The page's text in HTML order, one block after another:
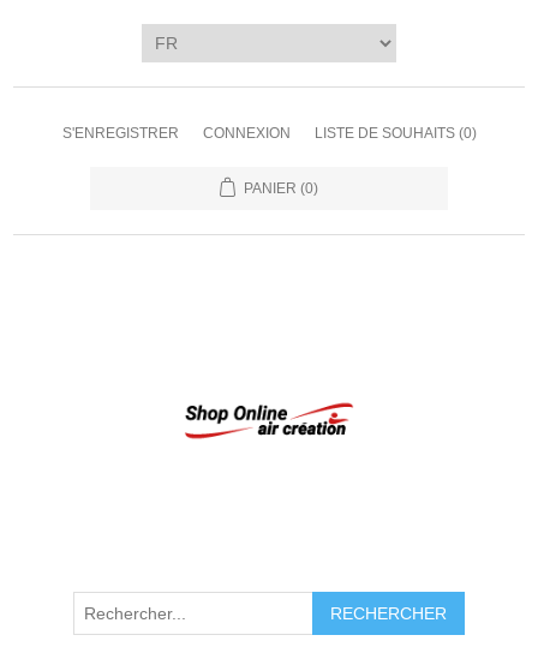
S'ENREGISTRER CONNEXION LISTE DE SOUHAITS (0)
PANIER (0)
RECHERCHER